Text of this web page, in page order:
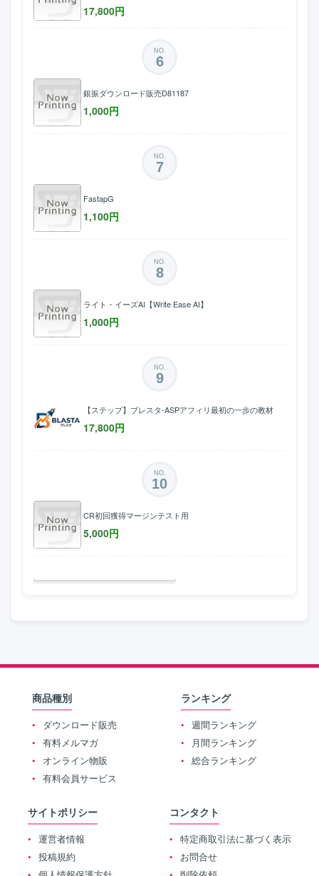
17,800円
NO.
6
銀振ダウンロード販売D81187
1,000円
NO.
7
FastapG
1,100円
NO.
8
ライト・イーズAI【Write Ease AI】
1,000円
NO.
9
【ステップ】ブレスタ-ASPアフィリ最初の一歩の教材
17,800円
NO.
10
CR初回獲得マージンテスト用
5,000円
商品種別
ダウンロード販売
有料メルマガ
オンライン物販
有料会員サービス
ランキング
週間ランキング
月間ランキング
総合ランキング
サイトポリシー
運営者情報
投稿規約
コンタクト
特定商取引法に基づく表示
お問合せ